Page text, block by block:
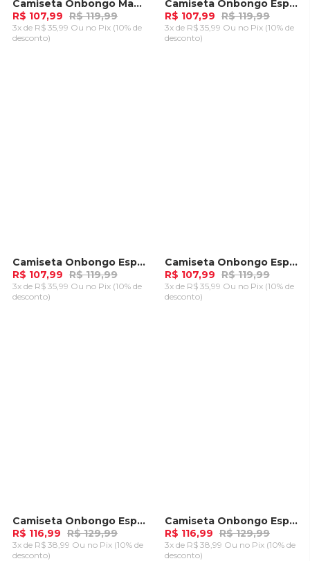
-10%
Camiseta Onbongo Manga Longa Branca
R$ 107,99 R$ 119,99
3x de R$ 35,99 Ou no Pix (10% de
desconto)
-10%Camiseta Onbongo Especial Grafite
R$ 107,99 R$ 119,99
3x de R$ 35,99 Ou no Pix (10% de
desconto)
-10%Camiseta Onbongo Especial Cinza
R$ 107,99 R$ 119,99
3x de R$ 35,99 Ou no Pix (10% de
desconto)
-10%Camiseta Onbongo Especial Branca
R$ 107,99 R$ 119,99
3x de R$ 35,99 Ou no Pix (10% de
desconto)
-10%Camiseta Onbongo Especial Azul
R$ 116,99 R$ 129,99
3x de R$ 38,99 Ou no Pix (10% de
desconto)
-10%Camiseta Onbongo Especial Branca
R$ 116,99 R$ 129,99
3x de R$ 38,99 Ou no Pix (10% de
desconto)